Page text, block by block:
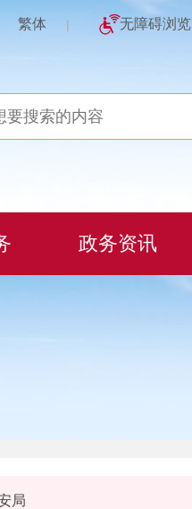
繁体 | 无障碍浏览
政务资讯
局